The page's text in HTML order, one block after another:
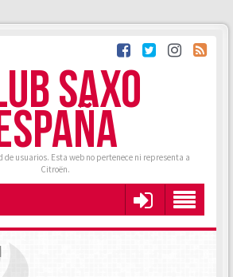
SAXO
de usuarios. Esta web no pertenece ni representa a
Citroën.